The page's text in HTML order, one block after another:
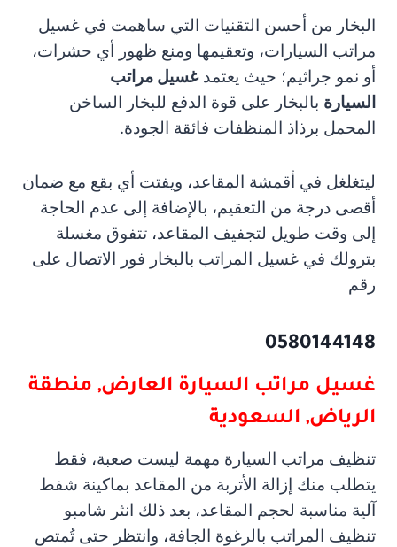
البخار من أحسن التقنيات التي ساهمت في غسيل
مراتب السيارات، وتعقيمها ومنع ظهور أي حشرات،
أو نمو جراثيم؛ حيث يعتمدغسيل مراتب
السيارة بالبخار على قوة الدفع للبخار الساخن
المحمل برذاذ المنظفات فائقة الجودة.
ليتغلغل في أقمشة المقاعد، ويفتت أي بقع مع ضمان
أقصى درجة من التعقيم، بالإضافة إلى عدم الحاجة
إلى وقت طويل لتجفيف المقاعد، تتفوق مغسلة
بترولك في غسيل المراتب بالبخار فور الاتصال على
رقم
0580144148
غسيل مراتب السيارة العارض, منطقة
الرياض, السعودية
تنظيف مراتب السيارة مهمة ليست صعبة، فقط
يتطلب منك إزالة الأتربة من المقاعد بماكينة شفط
آلية مناسبة لحجم المقاعد، بعد ذلك انثر شامبو
تنظيف المراتب بالرغوة الجافة، وانتظر حتى تُمتص